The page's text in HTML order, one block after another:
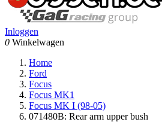
Inloggen
0 Winkelwagen
Home
Ford
Focus
Focus MK1
Focus MK I (98-05)
071480B: Rear arm upper bush